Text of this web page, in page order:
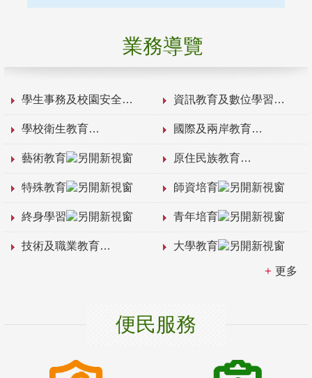
業務導覽
學生事務及校園安全 資訊教育及數位學習
學校衛生教育 國際及兩岸教育
藝術教育 原住民族教育
特殊教育 師資培育
終身學習 青年培育
技術及職業教育 大學教育
更多
便民服務